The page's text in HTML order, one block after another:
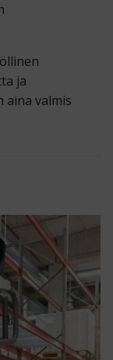
ja
aina valmis